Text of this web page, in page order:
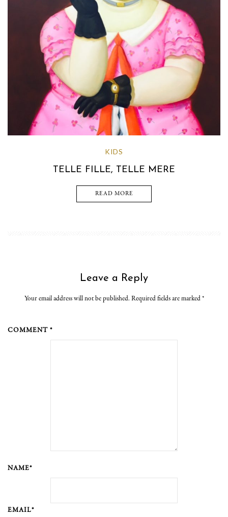
KIDS
TELLE FILLE, TELLE MERE
READ MORE
Leave a Reply
Your email address will not be published. Required fields are marked *
COMMENT *
NAME*
EMAIL*